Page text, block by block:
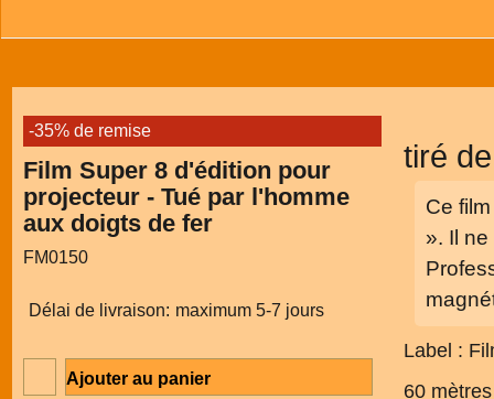
-35% de remise
Film Super 8 d'édition pour
projecteur - Tué par l'homme
aux doigts de fer
FM0150
Délai de livraison: maximum 5-7 jours
Ajouter au panier
tiré
Ce
». Il
Label :
60